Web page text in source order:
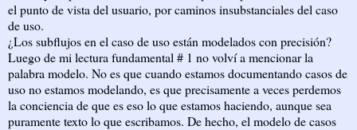
el punto de vista del usuario, por caminos insubstanciales del caso
de uso.
¿Los subflujos en el caso de uso están modelados con precisión?
Luego de mi lectura fundamental # 1 no volví a mencionar la
palabra modelo. No es que cuando estamos documentando casos de
uso no estamos modelando, es que precisamente a veces perdemos
la conciencia de que es eso lo que estamos haciendo, aunque sea
puramente texto lo que escribamos. De hecho, el modelo de casos